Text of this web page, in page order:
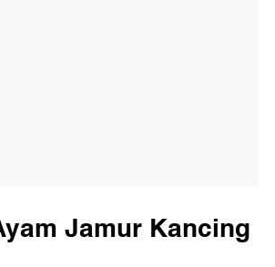
Jamur Kancing